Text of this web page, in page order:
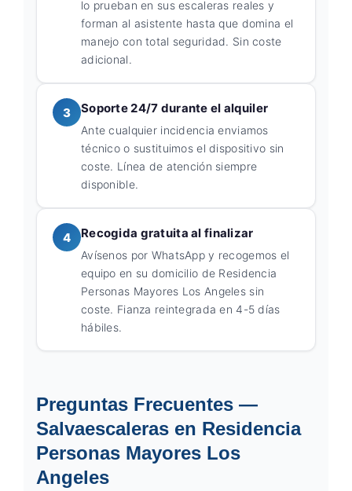
lo prueban en sus escaleras reales y
forman al asistente hasta que domina el
manejo con total seguridad. Sin coste
adicional.
3 Soporte 24/7 durante el alquiler
Ante cualquier incidencia enviamos
técnico o sustituimos el dispositivo sin
coste. Línea de atención siempre
disponible.
4 Recogida gratuita al finalizar
Avísenos por WhatsApp y recogemos el
equipo en su domicilio de Residencia
Personas Mayores Los Angeles sin
coste. Fianza reintegrada en 4-5 días
hábiles.
Preguntas Frecuentes —
Salvaescaleras en Residencia
Personas Mayores Los
Angeles